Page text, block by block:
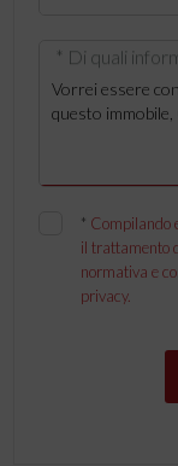
* Di quali
* Compilando
il trattamento
normativa e
privacy.